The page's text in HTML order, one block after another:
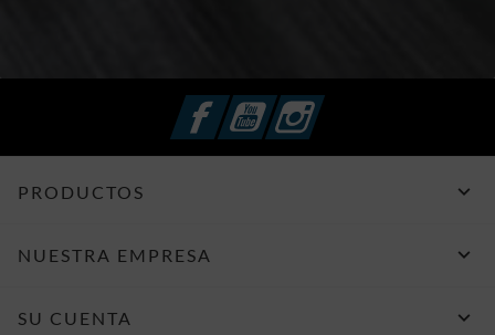
FacebookYouTubeInstagram
PRODUCTOS 
NUESTRA EMPRESA 
SU CUENTA 